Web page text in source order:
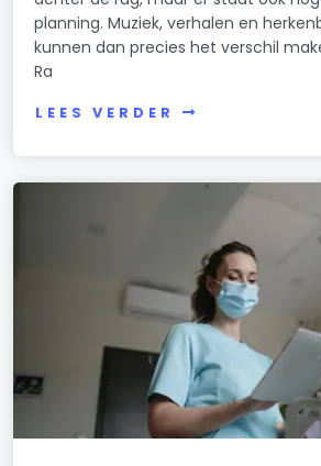
planning. Muziek, verhalen en
kunnen dan precies het verschil
Ra
LEES VERDER